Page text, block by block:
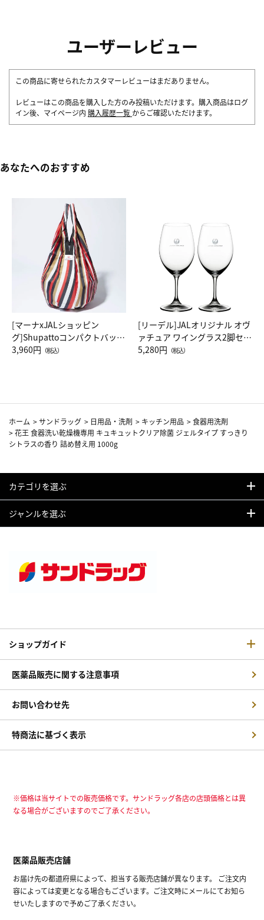
ユーザーレビュー
この商品に寄せられたカスタマーレビューはまだありません。
レビューはこの商品を購入した方のみ投稿いただけます。購入商品はログ
イン後、マイページ内 購入履歴一覧 からご確認いただけます。
あなたへのおすすめ
[マーナxJALショッピン
グ]Shupattoコンパクトバッグ
Drop JAL客室乗務員（LC）ス
3,960円 （税込）
[リーデル]JALオリジナル オヴ
ァチュア ワイングラス2脚セッ
ト（レッドワイン）
5,280円 （税込）
ホーム >サンドラッグ > 日用品・洗剤 > キッチン用品 >食器用洗剤
>花王 食器洗い乾燥機専用 キュキュットクリア除菌 ジェルタイプ すっきり
シトラスの香り 詰め替え用 1000g
カテゴリを選ぶ
ジャンルを選ぶ
ショップガイド
医薬品販売に関する注意事項
お問い合わせ先
特商法に基づく表示
※価格は当サイトでの販売価格です。サンドラッグ各店の店頭価格とは異
なる場合がございますのでご了承ください。
医薬品販売店舗
お届け先の都道府県によって、担当する販売店舗が異なります。 ご注文内
容によっては変更となる場合もございます。ご注文時にメールにてお知ら
せいたしますので予めご了承ください。